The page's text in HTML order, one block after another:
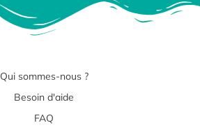
Qui sommes-nous ?
Besoin d'aide
FAQ